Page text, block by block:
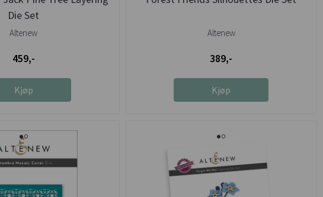
Die Set
Altenew
459,-
Kjøp
Altenew
389,-
Kjøp